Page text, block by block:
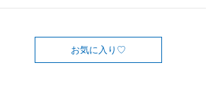
お気に入り